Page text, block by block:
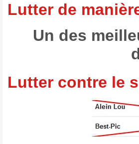
Lutter de
Un des
Lutter contre le